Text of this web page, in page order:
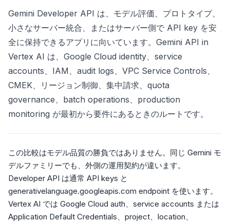
Gemini Developer API は、モデル評価、プロトタイプ、
小さなサーバー統合、またはサーバー側で API key を安
全に保持できるアプリに向いています。Gemini API in
Vertex AI は、Google Cloud identity、service
accounts、IAM、audit logs、VPC Service Controls、
CMEK、リージョン制御、集中請求、quota
governance、batch operations、production
monitoring が最初から要件にあるときのルートです。
この比較はモデル品質の勝負ではありません。同じ Gemini モ
デルファミリーでも、外側の運用契約が違います。
Developer API は通常 API keys と
generativelanguage.googleapis.com endpoint を使います。
Vertex AI では Google Cloud auth、service accounts または
Application Default Credentials、project、location、